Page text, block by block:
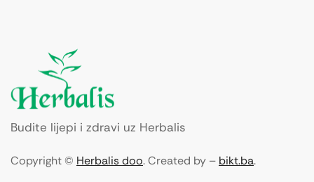
Budite lijepi i zdravi uz Herbalis
Copyright © Herbalis doo. Created by – bikt.ba.